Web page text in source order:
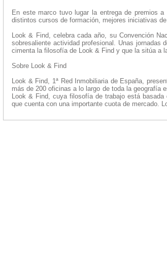
En este marco tuvo lugar la entrega de premios
distintos cursos de formación, mejores iniciativas
Look & Find, celebra cada año, su Convención
sobresaliente actividad profesional. Unas
cimenta la filosofía de Look & Find y que la sitúa a
Sobre Look & Find
Look & Find, 1ª Red Inmobiliaria de España,
más de 200 oficinas a lo largo de toda la geografía
Look & Find, cuya filosofía de trabajo está
que cuenta con una importante cuota de mercado.